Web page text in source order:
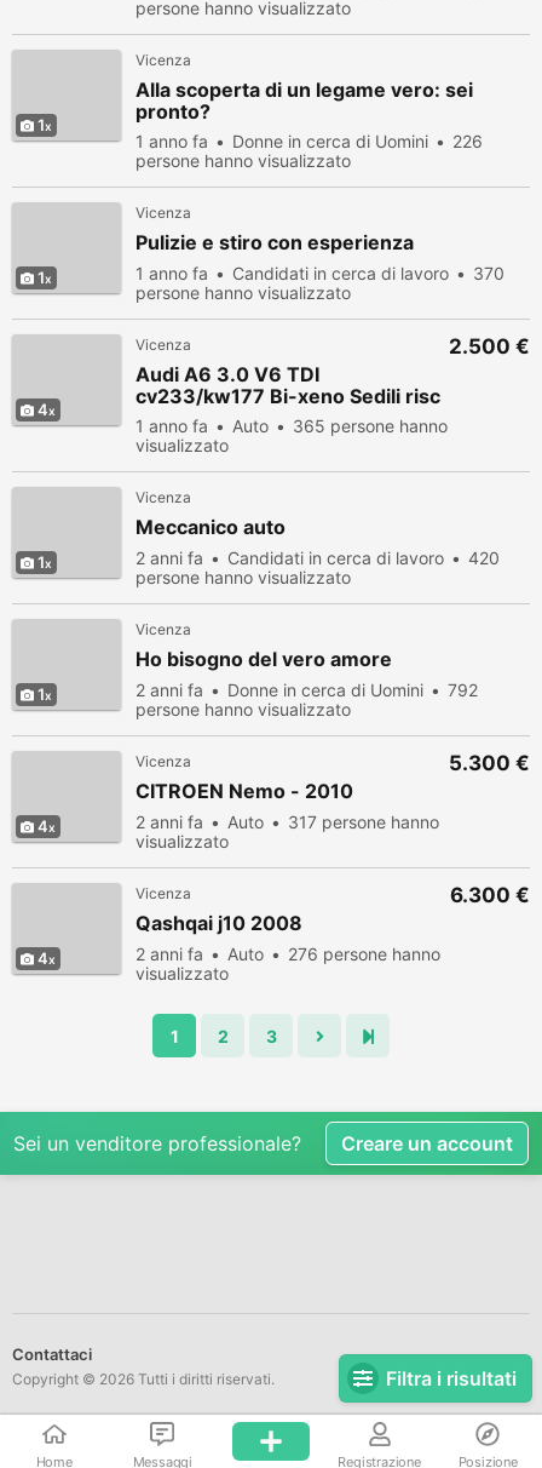
Filtra i risultati
persone hanno visualizzato
1
Vicenza
Alla scoperta di un legame vero: sei
pronto?
1 anno fa Donne in cerca di Uomini
226
persone hanno visualizzato
1
Vicenza
Pulizie e stiro con esperienza
1 anno fa Candidati in cerca di lavoro
370
persone hanno visualizzato
4
Vicenza
Audi A6 3.0 V6 TDI
cv233/kw177 Bi-xeno Sedili risc
1 anno fa Auto
365 persone hanno
visualizzato
2.500 €
1
Vicenza
Meccanico auto
2 anni fa Candidati in cerca di lavoro
420
persone hanno visualizzato
1
Vicenza
Ho bisogno del vero amore
2 anni fa Donne in cerca di Uomini
792
persone hanno visualizzato
4
Vicenza
CITROEN Nemo - 2010
2 anni fa Auto
317 persone hanno
visualizzato
5.300 €
4
Vicenza
Qashqai j10 2008
2 anni fa Auto
276 persone hanno
visualizzato
6.300 €
1 2 3
Sei un venditore professionale? Creare un account
Contattaci
Copyright © 2026 Tutti i diritti riservati.
Home Messaggi Registrazione Posizione